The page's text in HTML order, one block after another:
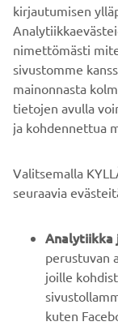
B2B
YAMAHA
ASIAKASTUKI
kirjautumisen
nimettömästi
sivustomme
mainonnasta
tietojen avulla
ja kohdennettua
Valitsemalla
seuraavia
Analytiikka
perustuvan
joille
kuten